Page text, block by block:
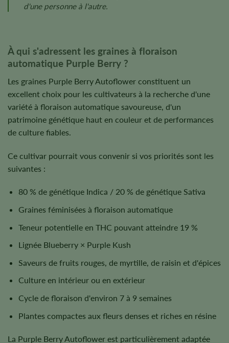
d'une personne à l'autre.
À qui s'adressent les graines à floraison
automatique Purple Berry ?
Les graines Purple Berry Autoflower constituent un
excellent choix pour les cultivateurs à la recherche d'une
variété à floraison automatique savoureuse, d'un
patrimoine génétique haut en couleur et de performances
de culture fiables.
Ce cultivar pourrait vous convenir si vos priorités sont les
suivantes :
80 % de génétique Indica / 20 % de génétique Sativa
Graines féminisées à floraison automatique
Teneur potentielle en THC pouvant atteindre 19 %
Lignée Blueberry × Purple Kush
Saveurs de fruits rouges, de myrtille, de raisin et d'épices
Culture en intérieur ou en extérieur
Cycle de floraison d'environ 7 à 9 semaines
Plantes compactes aux fleurs denses et riches en résine
La Purple Berry Autoflower est particulièrement adaptée